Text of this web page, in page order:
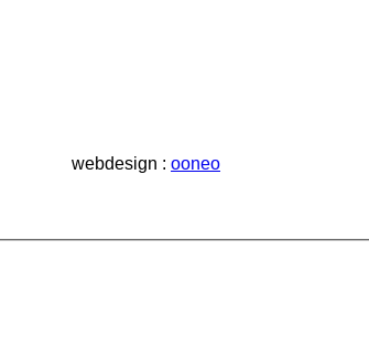
02 webdesign : ooneo